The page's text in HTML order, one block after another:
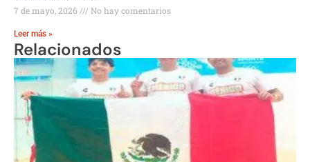
7 de mayo, 2026 No hay comentarios
Leer más »
Relacionados